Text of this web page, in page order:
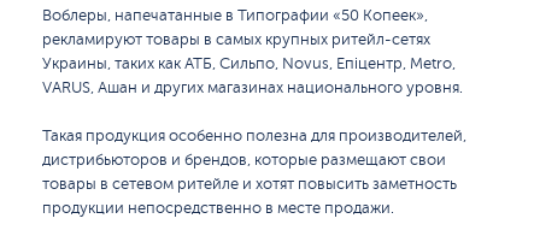
Воблеры, напечатанные в Типографии «50 Копеек»,
рекламируют товары в самых крупных ритейл-сетях
Украины, таких как АТБ, Сильпо, Novus, Епіцентр, Metro,
VARUS, Ашан и других магазинах национального уровня.
Такая продукция особенно полезна для производителей,
дистрибьюторов и брендов, которые размещают свои
товары в сетевом ритейле и хотят повысить заметность
продукции непосредственно в месте продажи.